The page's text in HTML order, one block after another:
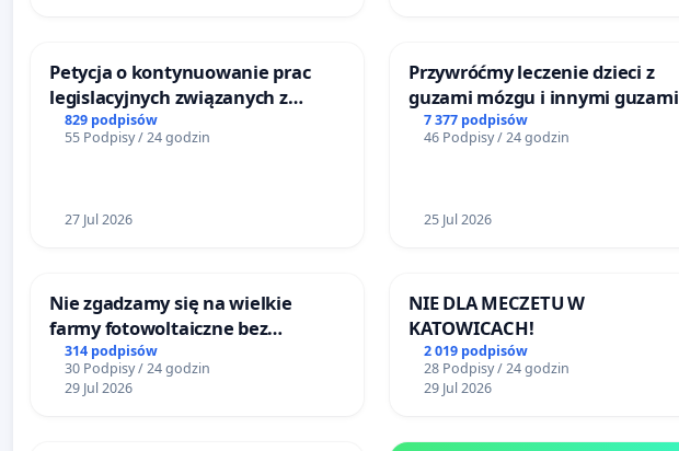
Petycja o kontynuowanie prac
legislacyjnych związanych z
reformą prawa rodzinnego
829 podpisów
55 Podpisy / 24 godzin
27 Jul 2026
Przywróćmy leczenie dzieci z
guzami mózgu i innymi guzami
litymi do Górnośląskiego
Centrum Zdrowia Dziecka w
7 377 podpisów
46 Podpisy / 24 godzin
25 Jul 2026
Nie zgadzamy się na wielkie
farmy fotowoltaiczne bez
rzetelnych analiz i akceptacji
mieszkańców
314 podpisów
30 Podpisy / 24 godzin
29 Jul 2026
NIE DLA MECZETU W
KATOWICACH!
2 019 podpisów
28 Podpisy / 24 godzin
29 Jul 2026